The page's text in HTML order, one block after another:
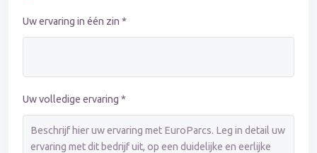
Uw ervaring in één zin *
Uw volledige ervaring *